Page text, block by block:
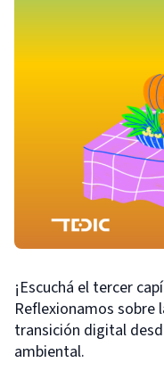
¡Escuchá el tercer
Reflexionamos sobre
transición digital
ambiental.